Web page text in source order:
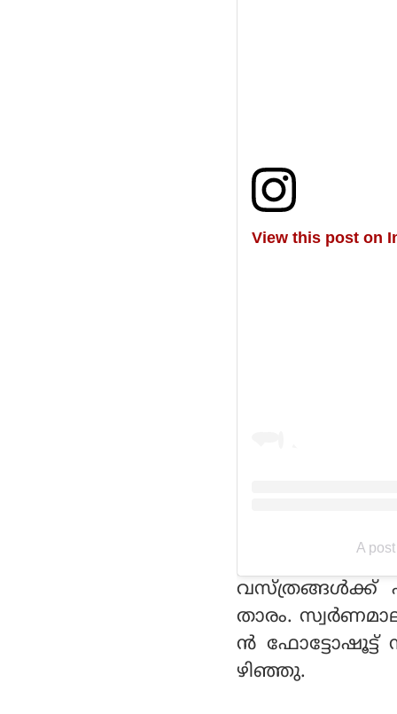
View this post on
A
വസ്ത്രങ്ങള്‍ക്ക്
താരം.
ന്‍ ഫോട്ടോഷൂട്ട്
ഴിഞ്ഞു.